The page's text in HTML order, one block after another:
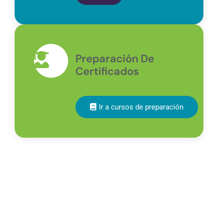
Preparación De
Certificados
Ir a cursos de preparación